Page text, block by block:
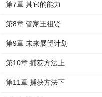
第7章 其它的能力
第8章 管家王祖贤
第9章 未来展望计划
第10章 捕获方法上
第11章 捕获方法下